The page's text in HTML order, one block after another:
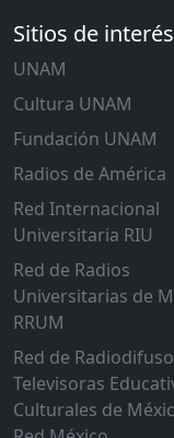
Sitios de interés
UNAM
Cultura UNAM
Fundación UNAM
Radios de América
Red Internacional
Universitaria RIU
Red de Radios
Universitarias de
RRUM
Red de
Televisoras
Culturales de